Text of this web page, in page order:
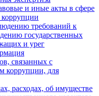
и иные акты в сфере
коррупции
требований к
государственных
и урег
связанных с
коррупции, для
расходах, об имуществе